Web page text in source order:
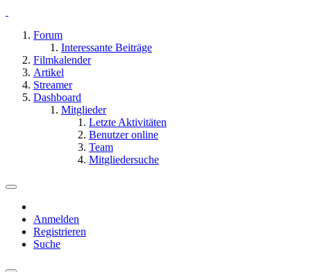
Forum
Interessante Beiträge
Filmkalender
Artikel
Streamer
Dashboard
Mitglieder
Letzte Aktivitäten
Benutzer online
Team
Mitgliedersuche
Anmelden
Registrieren
Suche